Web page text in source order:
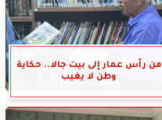
من رأس عمار إلى بيت جالا.. حكاية
وطن لا يغيب